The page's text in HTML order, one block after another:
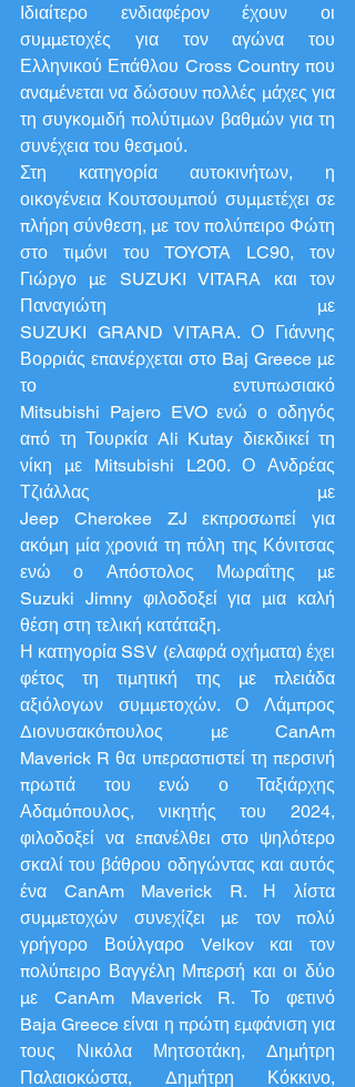
Ιδιαίτερο ενδιαφέρον έχουν οι
συμμετοχές για τον αγώνα του
Ελληνικού Επάθλου Cross Country που
αναμένεται να δώσουν πολλές μάχες για
τη συγκομιδή πολύτιμων βαθμών για τη
συνέχεια του θεσμού.
Στη κατηγορία αυτοκινήτων, η
οικογένεια Κουτσουμπού συμμετέχει σε
πλήρη σύνθεση, με τον πολύπειρο Φώτη
στο τιμόνι του TOYOTA LC90, τον
Γιώργο με SUZUKI VITARA και τον
Παναγιώτη με
SUZUKI GRAND VITARA. Ο Γιάννης
Βορριάς επανέρχεται στο Baj Greece με
το εντυπωσιακό
Mitsubishi Pajero EVO ενώ ο οδηγός
από τη Τουρκία Ali Kutay διεκδικεί τη
νίκη με Mitsubishi L200. Ο Ανδρέας
Τζιάλλας με
Jeep Cherokee ZJ εκπροσωπεί για
ακόμη μία χρονιά τη πόλη της Κόνιτσας
ενώ ο Απόστολος Μωραΐτης με
Suzuki Jimny φιλοδοξεί για μια καλή
θέση στη τελική κατάταξη.
Η κατηγορία SSV (ελαφρά οχήματα) έχει
φέτος τη τιμητική της με πλειάδα
αξιόλογων συμμετοχών. Ο Λάμπρος
Διονυσακόπουλος με CanAm
Maverick R θα υπερασπιστεί τη περσινή
πρωτιά του ενώ ο Ταξιάρχης
Αδαμόπουλος, νικητής του 2024,
φιλοδοξεί να επανέλθει στο ψηλότερο
σκαλί του βάθρου οδηγώντας και αυτός
ένα CanAm Maverick R. Η λίστα
συμμετοχών συνεχίζει με τον πολύ
γρήγορο Βούλγαρο Velkov και τον
πολύπειρο Βαγγέλη Μπερσή και οι δύο
με CanAm Maverick R. Το φετινό
Baja Greece είναι η πρώτη εμφάνιση για
τους Νικόλα Μητσοτάκη, Δημήτρη
Παλαιοκώστα, Δημήτρη Κόκκινο,